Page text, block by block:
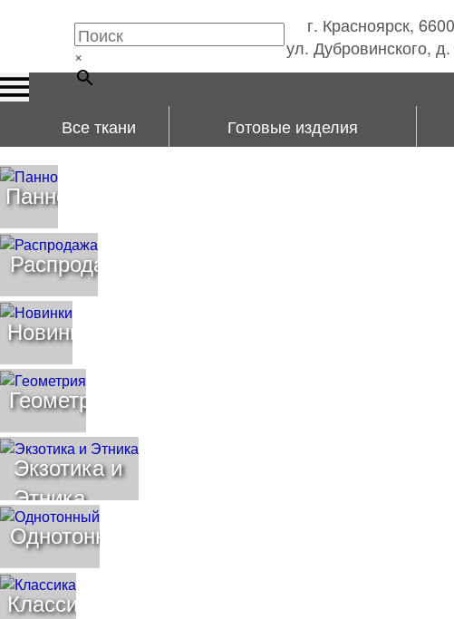
×
г. Красноярск,
ул. Дубровинского,
Все ткани Готовые изделия
Панно
Распродажа
Новинки
Геометрия
Экзотика и
Этника
Однотонный
Классика